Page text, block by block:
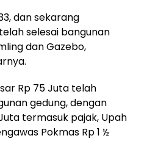
dan sekarang
selesai bangunan
dan Gazebo,
Rp 75 Juta telah
gedung, dengan
termasuk pajak, Upah
Pokmas Rp 1 ½